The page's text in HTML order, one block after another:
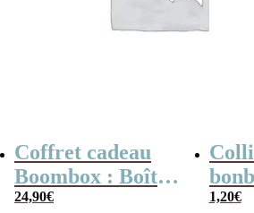
Coffret cadeau
Boombox : Boîte
bonbons des
24,90€
x2
1,20€